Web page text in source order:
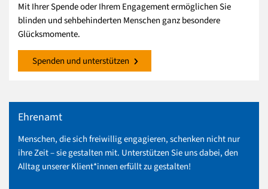
Mit Ihrer Spende oder Ihrem Engagement ermöglichen Sie
blinden und sehbehinderten Menschen ganz besondere
Glücksmomente.
Spenden und unterstützen
Ehrenamt
Menschen, die sich freiwillig engagieren, schenken nicht nur
ihre Zeit – sie gestalten mit. Unterstützen Sie uns dabei, den
Alltag unserer Klient*innen erfüllt zu gestalten!